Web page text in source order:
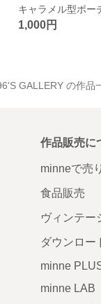
キャラメル型ポー
1,000円
GALLERY の作品
作品販売に
minneで売
食品販売
ヴィンテー
ダウンロー
minne
minne LAB